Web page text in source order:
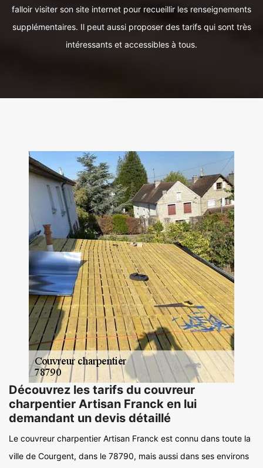
falloir visiter son site internet pour recueillir les renseignements
supplémentaires. Il peut aussi proposer des tarifs qui sont très
intéressants et accessibles à tous.
Découvrez les tarifs du couvreur
charpentier Artisan Franck en lui
demandant un devis détaillé
Le couvreur charpentier Artisan Franck est connu dans toute la
ville de Courgent, dans le 78790, mais aussi dans ses environs